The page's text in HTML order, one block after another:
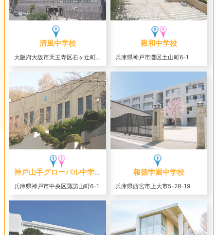
清風中学校
大阪府大阪市天王寺区石ヶ辻町12-16
親和中学校
兵庫県神戸市灘区土山町6-1
神戸山手グローバル中学校
兵庫県神戸市中央区諏訪山町6-1
報徳学園中学校
兵庫県西宮市上大市5-28-19